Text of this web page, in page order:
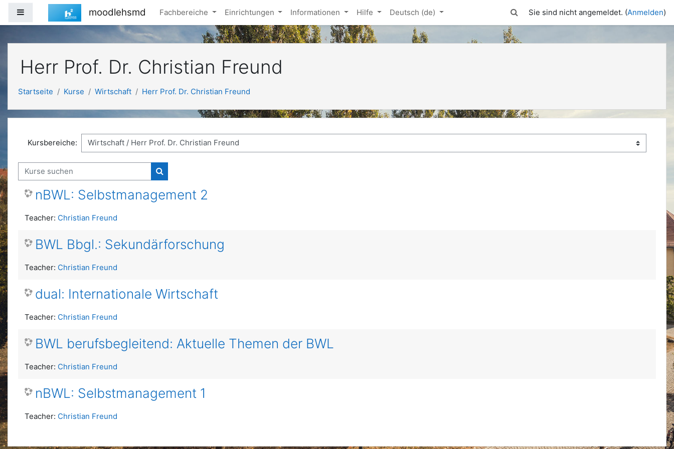
Zum Hauptinhalt
Website-Übersichtmoodlehsmd Fachbereiche Einrichtungen Informationen Hilfe Deutsch ‎(de)‎ Sucheingabe umschalten
Sie sind nicht angemeldet. (Anmelden)
Herr Prof. Dr. Christian Freund
Startseite Kurse Wirtschaft Herr Prof. Dr. Christian Freund
Kursbereiche:
Kurse suchen
Kurse suchen
nBWL: Selbstmanagement 2
Teacher: Christian Freund
BWL Bbgl.: Sekundärforschung
Teacher: Christian Freund
dual: Internationale Wirtschaft
Teacher: Christian Freund
BWL berufsbegleitend: Aktuelle Themen der BWL
Teacher: Christian Freund
nBWL: Selbstmanagement 1
Teacher: Christian Freund